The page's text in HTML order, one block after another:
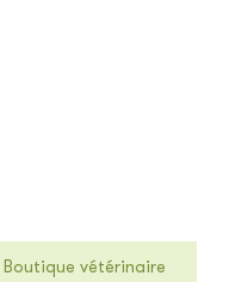
Boutique vétérinaire